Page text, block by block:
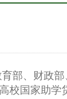
部、财政
校国家助学